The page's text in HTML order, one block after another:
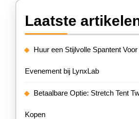
Laatste
Huur een Stijlvolle Spantent
Evenement bij LynxLab
Betaalbare Optie: Stretch Tent
Kopen